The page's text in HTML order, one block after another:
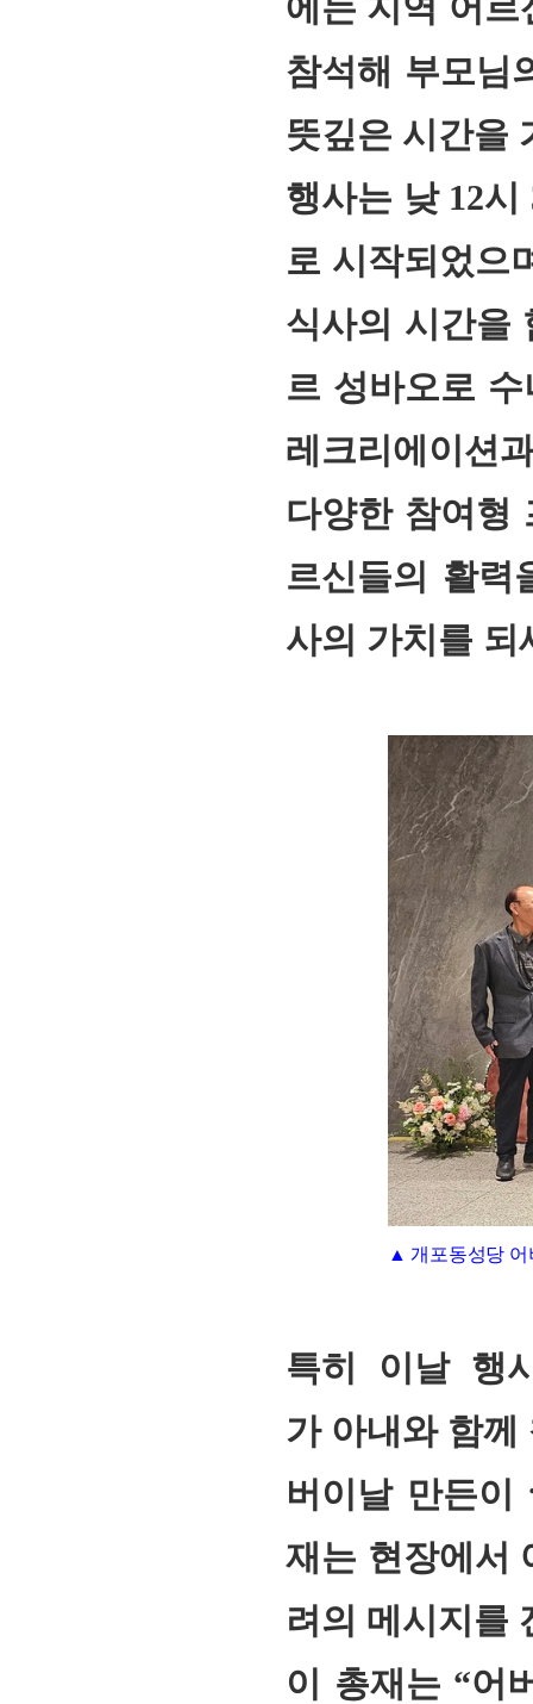
참석해 부모님
뜻깊은 시간을
행사는 낮 12
로 시작되었으
식사의 시간을
르 성바오로
레크리에이션
다양한 참여형
르신들의 활력
사의 가치를 되
▲ 개포동성당
특히 이날 행
가 아내와 함께
버이날 만든이
재는 현장에서
려의 메시지를
이 총재는 “어